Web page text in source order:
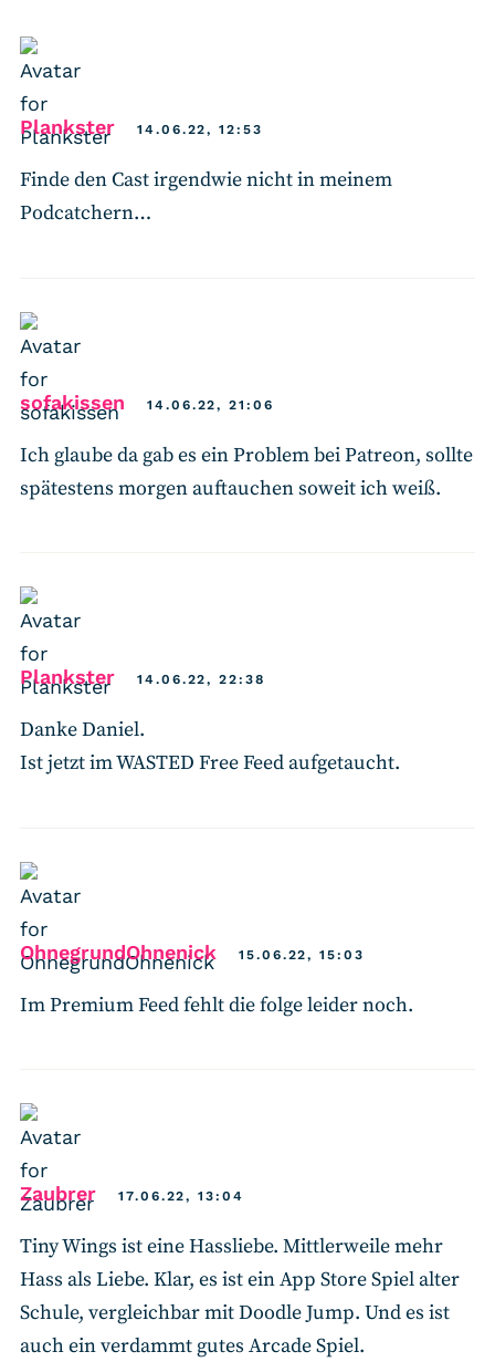
Plankstersays:14.06.22, 12:53
Finde den Cast irgendwie nicht in meinem
Podcatchern…
sofakissen says:
14.06.22, 21:06
Ich glaube da gab es ein Problem bei Patreon, sollte
spätestens morgen auftauchen soweit ich weiß.
Plankstersays:14.06.22, 22:38
Danke Daniel.
Ist jetzt im WASTED Free Feed aufgetaucht.
OhnegrundOhnenicksays:15.06.22, 15:03
Im Premium Feed fehlt die folge leider noch.
Zaubrersays:17.06.22, 13:04
Tiny Wings ist eine Hassliebe. Mittlerweile mehr
Hass als Liebe. Klar, es ist ein App Store Spiel alter
Schule, vergleichbar mit Doodle Jump. Und es ist
auch ein verdammt gutes Arcade Spiel.